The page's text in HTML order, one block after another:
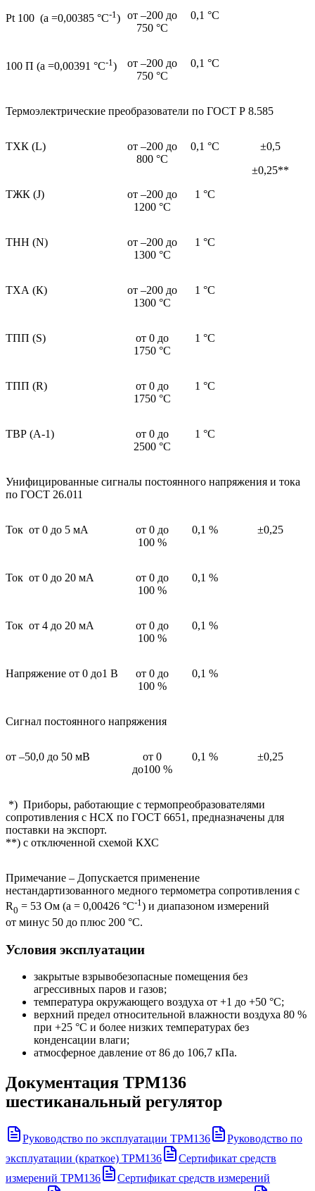
Pt 100 (a =0,00385 °С-1) от –200 до
750 °С
0,1 °С
100 П (a =0,00391 °С-1)
от –200 до
750 °С
0,1 °С
Термоэлектрические преобразователи по ГОСТ Р 8.585
TХК (L)
от –200 до
800 °С
0,1 °С
±0,5
±0,25**
TЖК (J)
от –200 до
1200 °С
1 °С
TНН (N)
от –200 до
1300 °С
1 °С
TХА (К)
от –200 до
1300 °С
1 °С
TПП (S)
от 0 до
1750 °С
1 °С
TПП (R)
от 0 до
1750 °С
1 °С
TВР (А-1)
от 0 до
2500 °С
1 °С
Унифицированные сигналы постоянного напряжения и тока
по ГОСТ 26.011
Ток от 0 до 5 мА
от 0 до
100 %
0,1 % ±0,25
Ток от 0 до 20 мА
от 0 до
100 %
0,1 %
Ток от 4 до 20 мА
от 0 до
100 %
0,1 %
Напряжение от 0 до1 В
от 0 до
100 %
0,1 %
Сигнал постоянного напряжения
от –50,0 до 50 мВ
от 0
до100 %
0,1 % ±0,25
*) Приборы, работающие с термопреобразователями
сопротивления с НСХ по ГОСТ 6651, предназначены для
поставки на экспорт.
**) с отключенной схемой КХС
Примечание – Допускается применение
нестандартизованного медного термометра сопротивления с
R0 = 53 Ом (a = 0,00426 °С-1) и диапазоном измерений
от минус 50 до плюс 200 °С.
Условия эксплуатации
закрытые взрывобезопасные помещения без
агрессивных паров и газов;
температура окружающего воздуха от +1 до +50 °С;
верхний предел относительной влажности воздуха 80 %
при +25 °С и более низких температурах без
конденсации влаги;
атмосферное давление от 86 до 106,7 кПа.
Документация ТРМ136
шестиканальный регулятор
Руководство по эксплуатации ТРМ136
Руководство по
эксплуатации (краткое) ТРМ136
Сертификат средств
измерений ТРМ136
Сертификат средств измерений